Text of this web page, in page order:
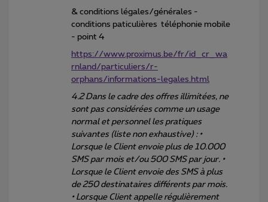
& conditions légales/générales -
conditions paticulières téléphonie mobile
- point 4
https://www.proximus.be/fr/id_cr_wa
rnland/particuliers/r-
orphans/informations-legales.html
4.2 Dans le cadre des offres illimitées, ne
sont pas considérées comme un usage
normal et personnel les pratiques
suivantes (liste non exhaustive) : •
Lorsque le Client envoie plus de 10.000
SMS par mois et/ou 500 SMS par jour. •
Lorsque le Client envoie des SMS à plus
de 250 destinataires différents par mois.
• Lorsque Client appelle régulièrement